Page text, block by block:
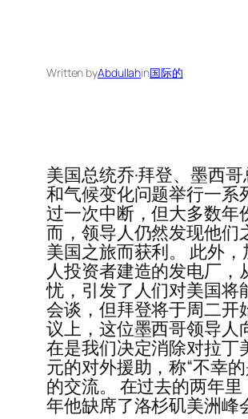
Written byAbdullahin国际的
美国总统乔·拜登、墨西
和气候变化问题举行一系
过一次中断，但大多数年
而，领导人仍然发现他们
美国之旅而获利。 此外
人投资者建造的发电厂
忧，引发了人们对美国将
会谈，但拜登将于周二开
议上，这位墨西哥领导人
在是我们决定消除对拉丁
元的对外援助，称“不幸
的交流。 在过去的两年
年他缺席了洛杉矶美洲峰